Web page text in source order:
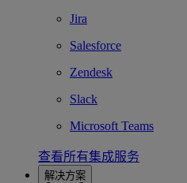
Jira
Salesforce
Zendesk
Slack
Microsoft Teams
查看所有集成服务
解决方案